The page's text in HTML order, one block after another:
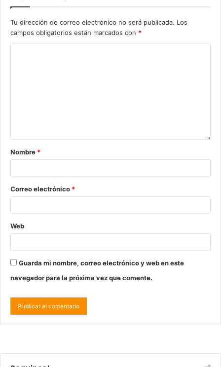
Tu dirección de correo electrónico no será publicada. Los
campos obligatorios están marcados con *
Nombre *
Correo electrónico *
Web
Guarda mi nombre, correo electrónico y web en este
navegador para la próxima vez que comente.